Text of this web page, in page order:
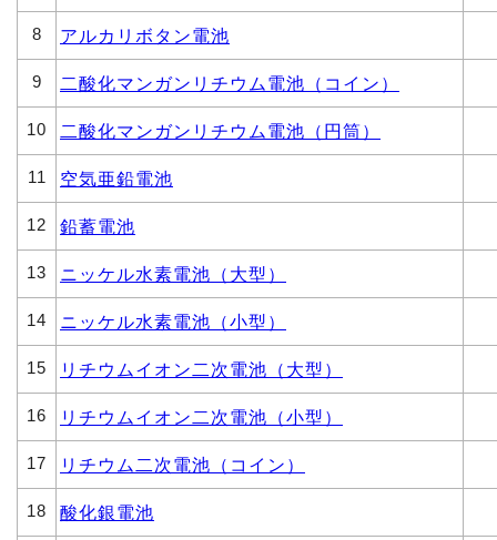
8 アルカリボタン電池
9 二酸化マンガンリチウム電池（コイン）
10 二酸化マンガンリチウム電池（円筒）
11 空気亜鉛電池
12 鉛蓄電池
13 ニッケル水素電池（大型）
14 ニッケル水素電池（小型）
15 リチウムイオン二次電池（大型）
16 リチウムイオン二次電池（小型）
17 リチウム二次電池（コイン）
18 酸化銀電池